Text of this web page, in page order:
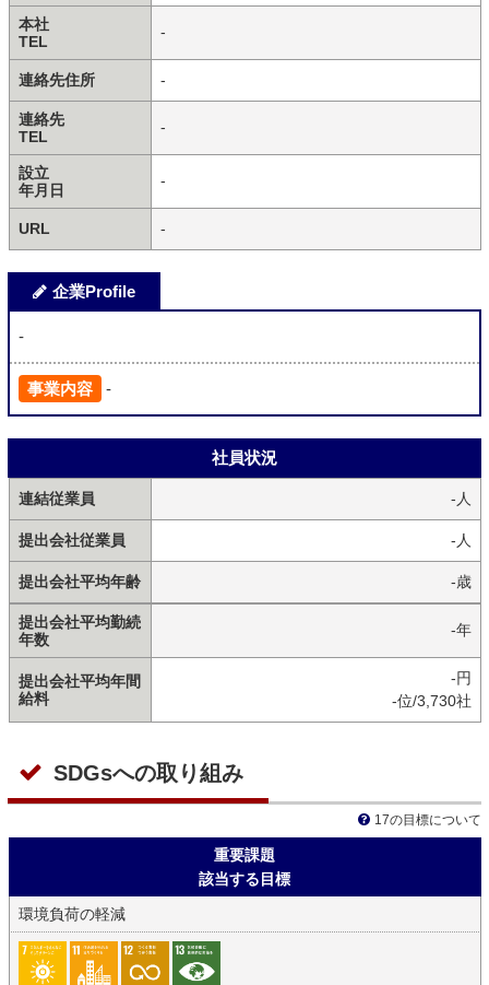
本社
TEL
-
連絡先住所 -
連絡先
TEL
-
設立
年月日
-
URL -
企業Profile
-
事業内容 -
社員状況
連結従業員 -人
提出会社従業員 -人
提出会社平均年齢 -歳
提出会社平均勤続
年数
-年
提出会社平均年間
給料
-円
-位/3,730社
SDGsへの取り組み
17の目標について
重要課題
該当する目標
環境負荷の軽減